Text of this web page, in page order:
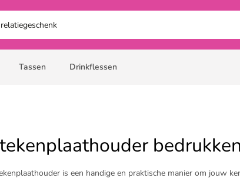
Tassen Drinkflessen
bedrukken
is een handige en praktische manier om jouw